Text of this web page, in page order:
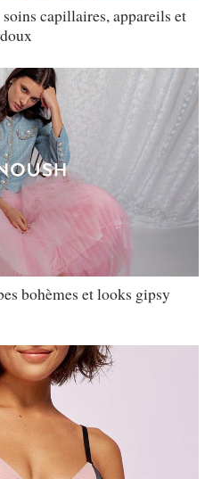
capillaires, appareils et
bohèmes et looks gipsy